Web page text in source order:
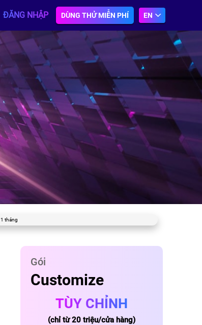
ĐĂNG NHẬP DÙNG THỬ MIỄN PHÍ EN
1 tháng
Gói
Customize
TÙY CHỈNH
(chỉ từ 20 triệu/cửa hàng)